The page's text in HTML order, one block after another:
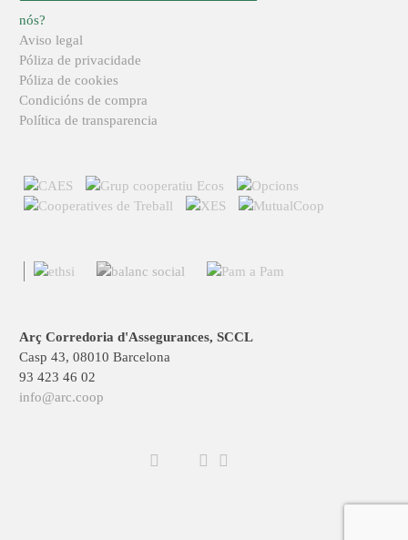
nós?
Aviso legal
Póliza de privacidade
Póliza de cookies
Condicións de compra
Política de transparencia
Arç Corredoria d'Assegurances, SCCL
Casp 43, 08010 Barcelona
93 423 46 02
info@arc.coop